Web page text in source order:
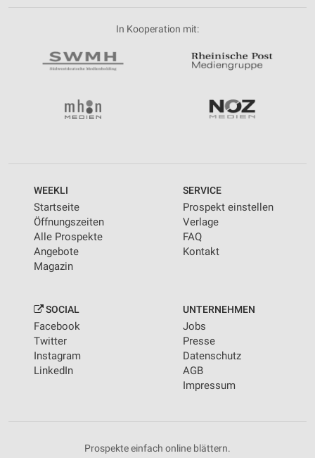
In Kooperation mit:
WEEKLI
Startseite
Öffnungszeiten
Alle Prospekte
Angebote
Magazin
SERVICE
Prospekt einstellen
Verlage
FAQ
Kontakt
SOCIAL
Facebook
Twitter
Instagram
LinkedIn
UNTERNEHMEN
Jobs
Presse
Datenschutz
AGB
Impressum
Prospekte einfach online blättern.